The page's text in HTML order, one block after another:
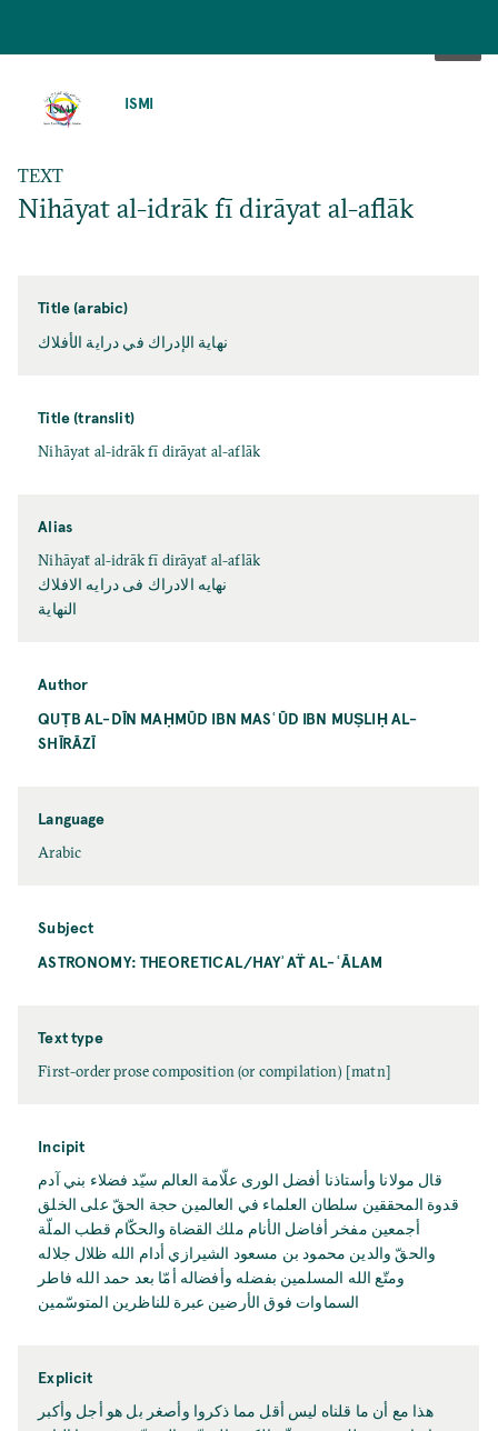
ISMI
TEXT
Nihāyat al-idrāk fī dirāyat al-aflāk
Title (arabic)
نهاية الإدراك في دراية الأفلاك
Title (translit)
Nihāyat al-idrāk fī dirāyat al-aflāk
Alias
Nihāyaẗ al-idrāk fī dirāyaẗ al-aflāk
نهايه الادراك فى درايه الافلاك
النهاية
Author
QUṬB AL-DĪN MAḤMŪD IBN MASʿŪD IBN MUṢLIḤ AL-
SHĪRĀZĪ
Language
Arabic
Subject
ASTRONOMY: THEORETICAL/HAYʾAT̈ AL-ʿĀLAM
Text type
First-order prose composition (or compilation) [matn]
Incipit
قال مولانا وأستاذنا أفضل الورى علّامة العالم سيّد فضلاء بني آدم
قدوة المحققين سلطان العلماء في العالمين حجة الحقّ على الخلق
أجمعين مفخر أفاضل الأنام ملك القضاة والحكّام قطب الملّة
والحقّ والدين محمود بن مسعود الشيرازي أدام الله ظلال جلاله
ومتّع الله المسلمين بفضله وأفضاله أمّا بعد حمد الله فاطر
السماوات فوق الأرضين عبرة للناظرين المتوسّمين
Explicit
هذا مع أن ما قلناه ليس أقل مما ذكروا وأصغر بل هو أجل وأكبر